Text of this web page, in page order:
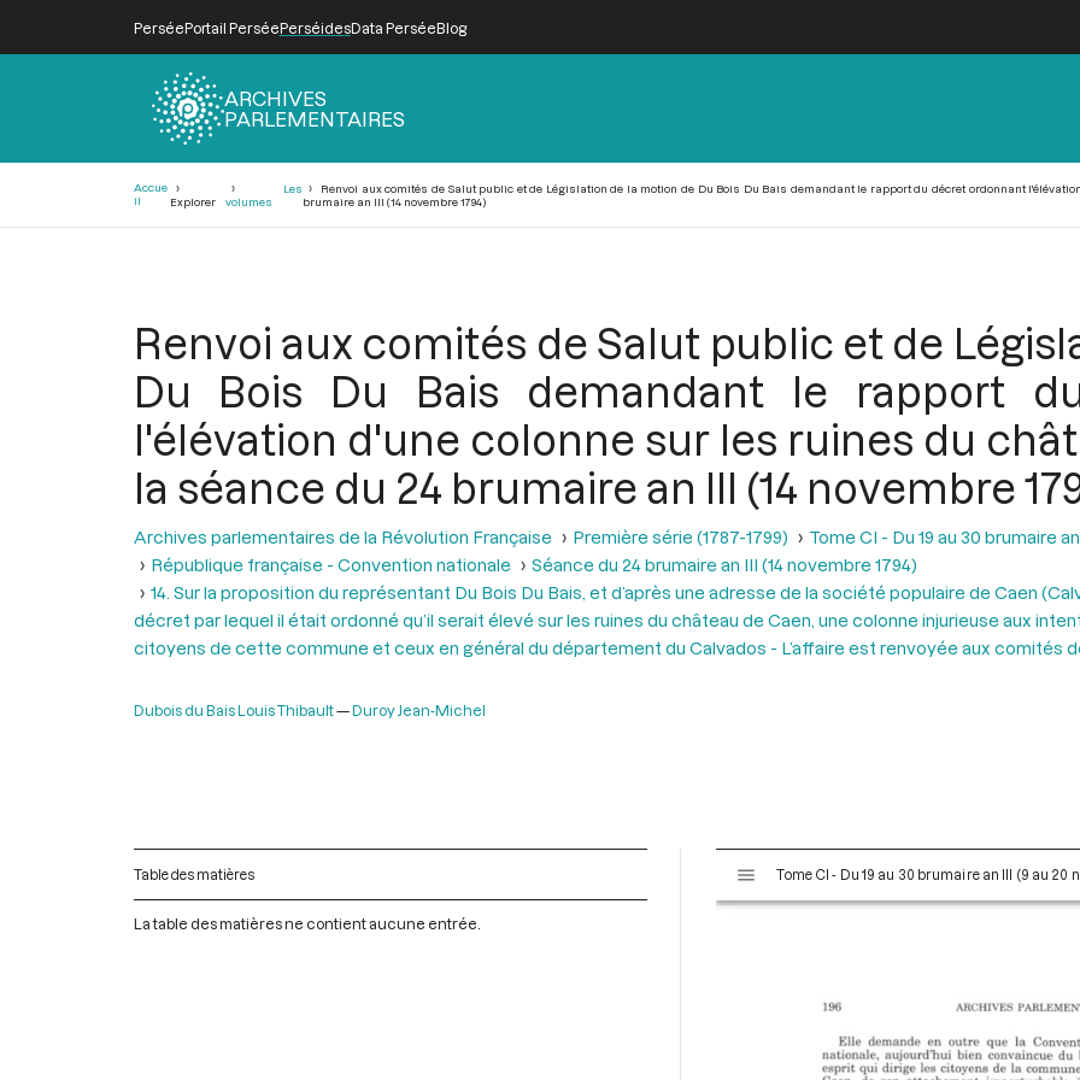
PerséePortail PerséePerséidesData PerséeBlog
ARCHIVES
PARLEMENTAIRES
Accue
il
Explorer
Les
volumes
Renvoi aux comités de Salut public et de Législation de la motion de Du Bois Du Bais demandant le rapport du décret ordonnant
brumaire an III (14 novembre 1794)
Renvoi aux comités de Salut public et de
Du Bois Du Bais demandant le rapport
l'élévation d'une colonne sur les ruines du
la séance du 24 brumaire an III (14 novembre
Archives parlementaires de la Révolution Française Première série (1787-1799)
Tome CI - Du 19 au 30 brumaire
République française - Convention nationale
Séance du 24 brumaire an III (14 novembre 1794)
14. Sur la proposition du représentant Du Bois Du Bais, et d’après une adresse de la société populaire de Caen
décret par lequel il était ordonné qu’il serait élevé sur les ruines du château de Caen, une colonne injurieuse aux
citoyens de cette commune et ceux en général du département du Calvados - L’affaire est renvoyée aux comités
Dubois du Bais Louis Thibault Duroy Jean-Michel
Table des matières
La table des matières ne contient aucune entrée.
s
Tome CI - Du 19 au 30 brumaire an III (9 au 20